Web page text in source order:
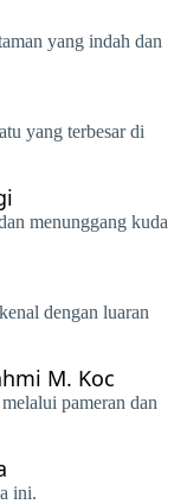
yang indah dan
yang terbesar di
menunggang kuda
dengan luaran
M. Koc
pameran dan
ini.